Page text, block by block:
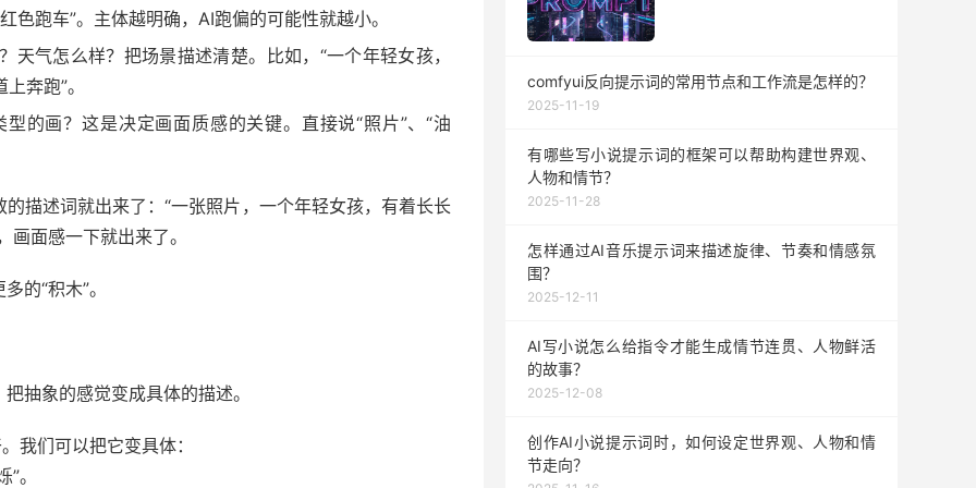
色跑车”。主体越明确，AI跑偏的可能性就越小。
气怎么样？把场景描述清楚。比如，“一个年轻女孩，
奔跑”。
的画？这是决定画面质感的关键。直接说“照片”、“油
描述词就出来了：“一张照片，一个年轻女孩，有着长长
面感一下就出来了。
的“积木”。
抽象的感觉变成具体的描述。
我们可以把它变具体：
。
comfyui反向提示词的常用节点和工作流是怎样的？
2025-11-19
有哪些写小说提示词的框架可以帮助构建世界观、
人物和情节？
2025-11-28
怎样通过AI音乐提示词来描述旋律、节奏和情感氛
围？
2025-12-11
AI写小说怎么给指令才能生成情节连贯、人物鲜活
的故事？
2025-12-08
创作AI小说提示词时，如何设定世界观、人物和情
节走向？